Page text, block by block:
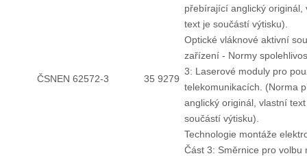
přebírající anglický originál,
text je součástí výtisku).
ČSNEN 62572-3 35 9279
Optické vláknové aktivní
zařízení - Normy
3: Laserové moduly pro
telekomunikacích. (Norma
anglický originál, vlastní
součástí výtisku).
Technologie montáže
Část 3: Směrnice pro volbu